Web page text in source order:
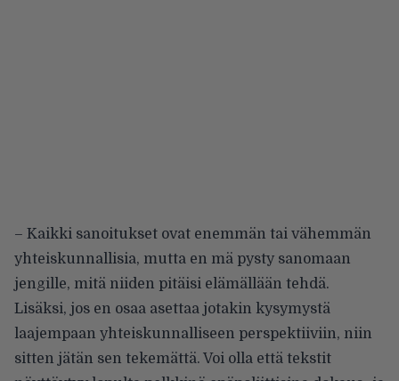
– Kaikki sanoitukset ovat enemmän tai vähemmän
yhteiskunnallisia, mutta en mä pysty sanomaan
jengille, mitä niiden pitäisi elämällään tehdä.
Lisäksi, jos en osaa asettaa jotakin kysymystä
laajempaan yhteiskunnalliseen perspektiiviin, niin
sitten jätän sen tekemättä. Voi olla että tekstit